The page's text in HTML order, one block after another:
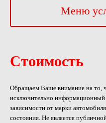
Меню
Стоимость
Обращаем Ваше внимание на то,
исключительно информационный
зависимости от марки
состояния. Не является